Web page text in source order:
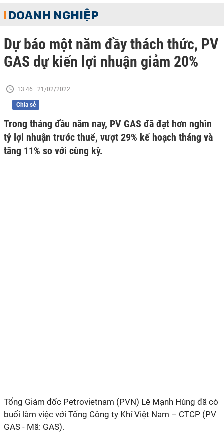
DOANH NGHIỆP
Dự báo một năm đầy thách thức, PV
GAS dự kiến lợi nhuận giảm 20%
13:46 | 21/02/2022
Chia sẻ
Trong tháng đầu năm nay, PV GAS đã đạt hơn nghìn
tỷ lợi nhuận trước thuế, vượt 29% kế hoạch tháng và
tăng 11% so với cùng kỳ.
Tổng Giám đốc Petrovietnam (PVN) Lê Mạnh Hùng đã có
buổi làm việc với Tổng Công ty Khí Việt Nam – CTCP (PV
GAS - Mã: GAS).